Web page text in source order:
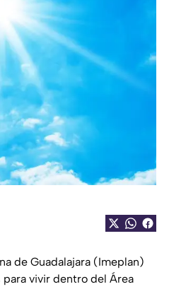
de Guadalajara (Imeplan)
vivir dentro del Área